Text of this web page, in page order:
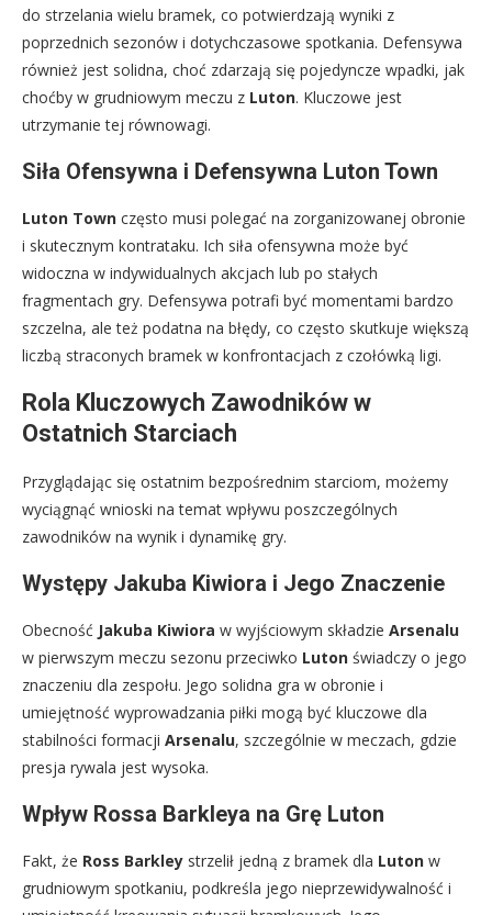
do strzelania wielu bramek, co potwierdzają wyniki z
poprzednich sezonów i dotychczasowe spotkania. Defensywa
również jest solidna, choć zdarzają się pojedyncze wpadki, jak
choćby w grudniowym meczu z Luton. Kluczowe jest
utrzymanie tej równowagi.
Siła Ofensywna i Defensywna Luton Town
Luton Town często musi polegać na zorganizowanej obronie
i skutecznym kontrataku. Ich siła ofensywna może być
widoczna w indywidualnych akcjach lub po stałych
fragmentach gry. Defensywa potrafi być momentami bardzo
szczelna, ale też podatna na błędy, co często skutkuje większą
liczbą straconych bramek w konfrontacjach z czołówką ligi.
Rola Kluczowych Zawodników w
Ostatnich Starciach
Przyglądając się ostatnim bezpośrednim starciom, możemy
wyciągnąć wnioski na temat wpływu poszczególnych
zawodników na wynik i dynamikę gry.
Występy Jakuba Kiwiora i Jego Znaczenie
Obecność Jakuba Kiwiora w wyjściowym składzie Arsenalu
w pierwszym meczu sezonu przeciwko Luton świadczy o jego
znaczeniu dla zespołu. Jego solidna gra w obronie i
umiejętność wyprowadzania piłki mogą być kluczowe dla
stabilności formacji Arsenalu, szczególnie w meczach, gdzie
presja rywala jest wysoka.
Wpływ Rossa Barkleya na Grę Luton
Fakt, że Ross Barkley strzelił jedną z bramek dla Luton w
grudniowym spotkaniu, podkreśla jego nieprzewidywalność i